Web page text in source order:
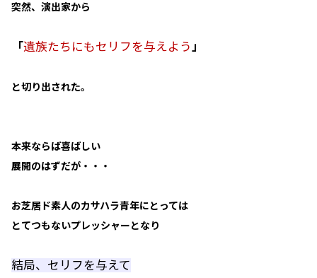
突然、演出家から
「遺族たちにもセリフを与えよう」
と切り出された。
本来ならば喜ばしい
展開のはずだが・・・
お芝居ド素人のカサハラ青年にとっては
とてつもないプレッシャーとなり
結局、セリフを与えて